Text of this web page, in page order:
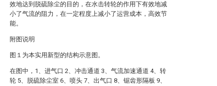
效地达到脱硫除尘的目的，在水击转轮的作用下有效地减
小了气流的阻力，在一定程度上减小了运营成本，高效节
能。
附图说明
图１为本实用新型的结构示意图。
在图中，1、进气口 2、冲击通道 3、气流加速通道 4、转
轮 5、脱硫除尘室 6、喷头 7、出气口 8、锯齿形隔板 9、